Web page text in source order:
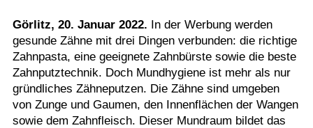
Verkehr
Gesundheit
Kultur
Sport
Görlitz, 20. Januar 2022. In der Werbung werden
gesunde Zähne mit drei Dingen verbunden: die richtige
Zahnpasta, eine geeignete Zahnbürste sowie die beste
Zahnputztechnik. Doch Mundhygiene ist mehr als nur
gründliches Zähneputzen. Die Zähne sind umgeben
von Zunge und Gaumen, den Innenflächen der Wangen
sowie dem Zahnfleisch. Dieser Mundraum bildet das